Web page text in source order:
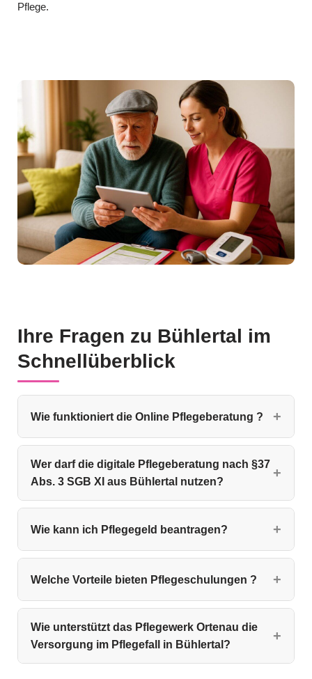
Pflege.
Ihre Fragen zu Bühlertal im
Schnellüberblick
Wie funktioniert die Online Pflegeberatung ?
Wer darf die digitale Pflegeberatung nach §37
Abs. 3 SGB XI aus Bühlertal nutzen?
Wie kann ich Pflegegeld beantragen?
Welche Vorteile bieten Pflegeschulungen ?
Wie unterstützt das Pflegewerk Ortenau die
Versorgung im Pflegefall in Bühlertal?